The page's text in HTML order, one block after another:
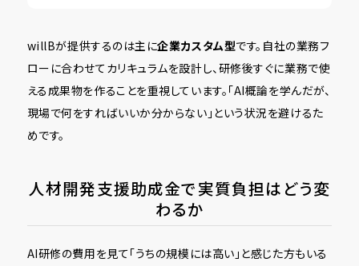
willBが提供するのは主に企業カスタム型です。自社の業務フ
ローに合わせてカリキュラムを設計し、研修後すぐに業務で使
える成果物を作ることを重視しています。「AI概論を学んだが、
現場で何をすればいいか分からない」という状況を避けるた
めです。
人材開発支援助成金で実質負担はどう変
わるか
AI研修の費用を見て「うちの規模には高い」と感じた方もいる